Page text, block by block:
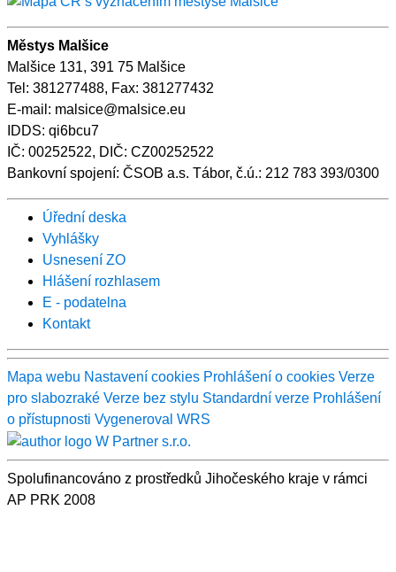
Městys Malšice
Malšice 131, 391 75 Malšice
Tel: 381277488, Fax: 381277432
E-mail: malsice@malsice.eu
IDDS: qi6bcu7
IČ: 00252522, DIČ: CZ00252522
Bankovní spojení: ČSOB a.s. Tábor, č.ú.: 212 783 393/0300
Úřední deska
Vyhlášky
Usnesení ZO
Hlášení rozhlasem
E - podatelna
Kontakt
Mapa webu Nastavení cookies Prohlášení o cookies Verze
pro slabozraké Verze bez stylu Standardní verze Prohlášení
o přístupnosti Vygeneroval WRS
Spolufinancováno z prostředků Jihočeského kraje v rámci
AP PRK 2008